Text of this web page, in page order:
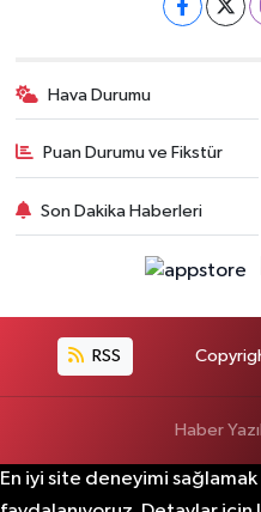
Hava Durumu
Puan Durumu ve Fikstür
Son Dakika Haberleri
RSS
Haber
En iyi site deneyimi